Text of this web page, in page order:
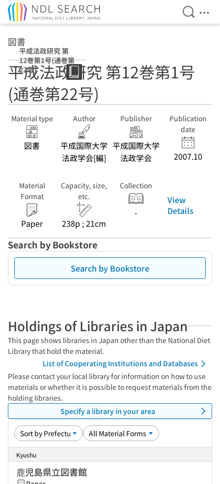
Open
図書
平成法政研究 第
12巻第1号(通巻第
22号)
平成法政研究 第12巻第1号
(通巻第22号)
Material type
図書
Author
平成国際大学
法政学会[編]
Publisher
平成国際大学
法政学会
Publication
date
2007.10
Material
Format
Paper
Capacity, size,
etc.
238p ; 21cm
Collection
-
View
Details
Search by Bookstore
Search by Bookstore
Holdings of Libraries in Japan
This page shows libraries in Japan other than the National Diet
Library that hold the material.
List of Cooperating Institutions and Databases
Please contact your local library for information on how to use
materials or whether it is possible to request materials from the
holding libraries.
Specify a library in your area
Kyushu
鹿児島県立図書館